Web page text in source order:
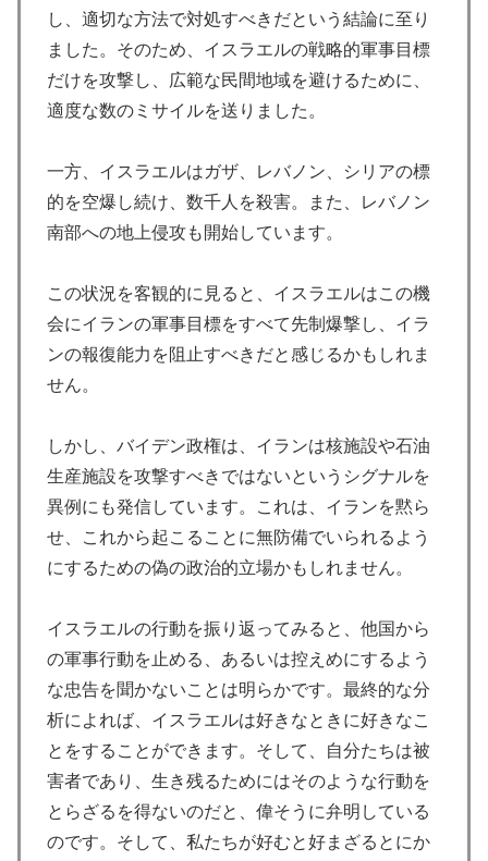
し、適切な方法で対処すべきだという結論に至り
ました。そのため、イスラエルの戦略的軍事目標
だけを攻撃し、広範な民間地域を避けるために、
適度な数のミサイルを送りました。
一方、イスラエルはガザ、レバノン、シリアの標
的を空爆し続け、数千人を殺害。また、レバノン
南部への地上侵攻も開始しています。
この状況を客観的に見ると、イスラエルはこの機
会にイランの軍事目標をすべて先制爆撃し、イラ
ンの報復能力を阻止すべきだと感じるかもしれま
せん。
しかし、バイデン政権は、イランは核施設や石油
生産施設を攻撃すべきではないというシグナルを
異例にも発信しています。これは、イランを黙ら
せ、これから起こることに無防備でいられるよう
にするための偽の政治的立場かもしれません。
イスラエルの行動を振り返ってみると、他国から
の軍事行動を止める、あるいは控えめにするよう
な忠告を聞かないことは明らかです。最終的な分
析によれば、イスラエルは好きなときに好きなこ
とをすることができます。そして、自分たちは被
害者であり、生き残るためにはそのような行動を
とらざるを得ないのだと、偉そうに弁明している
のです。そして、私たちが好むと好まざるとにか